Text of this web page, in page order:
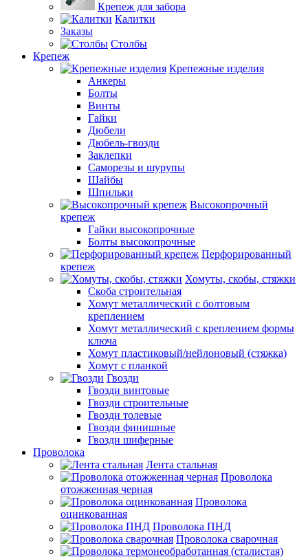
Крепеж для забора
Калитки
Заказы
Столбы
Крепеж
Крепежные изделия
Анкеры
Болты
Винты
Гайки
Дюбели
Дюбель-гвозди
Заклепки
Саморезы и шурупы
Шайбы
Шпильки
Высокопрочный
крепеж
Гайки высокопрочные
Болты высокопрочные
Перфорированный
крепеж
Хомуты, скобы, стяжки
Скоба строительная
Хомут металлический с болтовым
креплением
Хомут металлический с креплением формы
ключа
Хомут пластиковый/нейлоновый (стяжка)
Хомут с планкой
Гвозди
Гвозди винтовые
Гвозди строительные
Гвозди толевые
Гвозди финишные
Гвозди шиферные
Проволока
Лента стальная
Проволока
отожженная черная
Проволока
оцинкованная
Проволока ПНД
Проволока сварочная